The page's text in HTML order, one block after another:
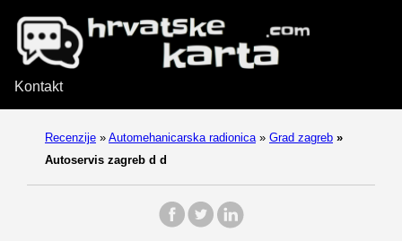
Kontakt
Recenzije » Automehanicarska radionica » Grad zagreb »
Autoservis zagreb d d